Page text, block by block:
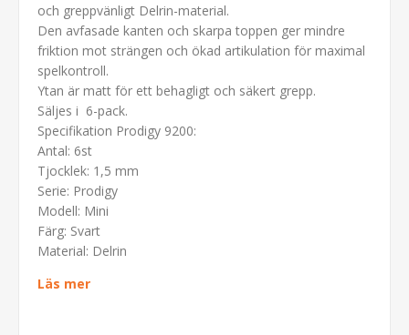
och greppvänligt Delrin-material.
Den avfasade kanten och skarpa toppen ger mindre
friktion mot strängen och ökad artikulation för maximal
spelkontroll.
Ytan är matt för ett behagligt och säkert grepp.
Säljes i 6-pack.
Specifikation Prodigy 9200:
Antal: 6st
Tjocklek: 1,5 mm
Serie: Prodigy
Modell: Mini
Färg: Svart
Material: Delrin
Läs mer